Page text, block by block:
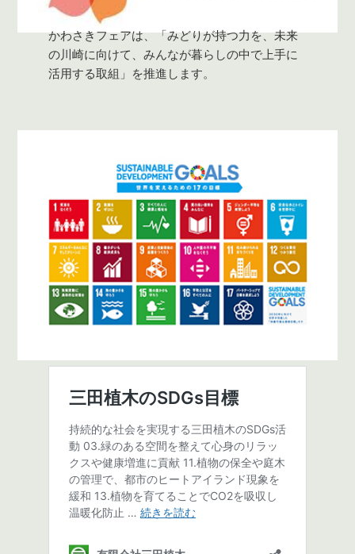
かわさきフェアは、「みどりが持つ力を、未来
の川崎に向けて、みんなが暮らしの中で上手に
活用する取組」を推進します。